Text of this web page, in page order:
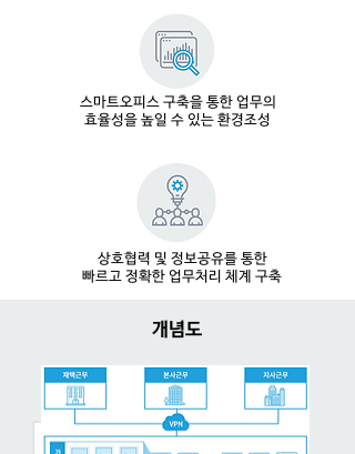
스마트오피스 구축을 통한 업무의
효율성을 높일 수 있는 환경조성
상호협력 및 정보공유를 통한
빠르고 정확한 업무처리 체계 구축
​개념도